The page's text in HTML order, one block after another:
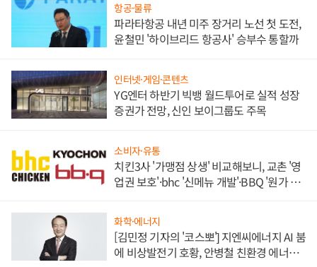
항공·물류
파라타항공 내년 미주 장거리 노선 첫 도전,
윤철민 '하이브리드 항공사' 승부수 통할까
인터넷·게임·콘텐츠
YG엔터 하반기 빅뱅 월드투어로 실적 성장
증권가 전망, 신인 보이그룹도 주목
소비자·유통
치킨3사 '가맹점 상생' 비교해보니, 교촌 '영
업권 보호'·bhc '신메뉴 개발'·BBQ '원가 부
화학·에너지
[김민정 기자의 '코스뽀'] 지엔씨에너지 AI 붐
에 비상발전기 호황, 안병철 친환경 에너지